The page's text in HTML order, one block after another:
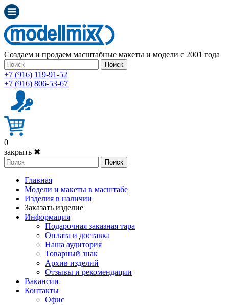
Создаем и продаем масштабные макеты и модели с 2001 года
Поиск
+7 (916) 119-91-52
+7 (916) 806-53-67
0
закрыть ✖
Поиск
Главная
Модели и макеты в масштабе
Изделия в наличии
Заказать изделие
Информация
Подарочная заказная тара
Оплата и доставка
Наша аудитория
Товарный знак
Архив изделий
Отзывы и рекомендации
Вакансии
Контакты
Офис